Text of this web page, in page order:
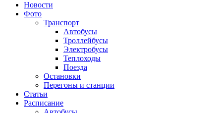
Новости
Фото
Транспорт
Автобусы
Троллейбусы
Электробусы
Теплоходы
Поезда
Остановки
Перегоны и станции
Статьи
Расписание